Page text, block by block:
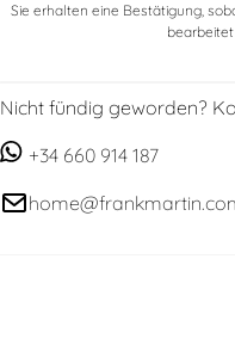
Sie erhalten eine Bestätigung,
Nicht fündig geworden?
+34 660 914 187